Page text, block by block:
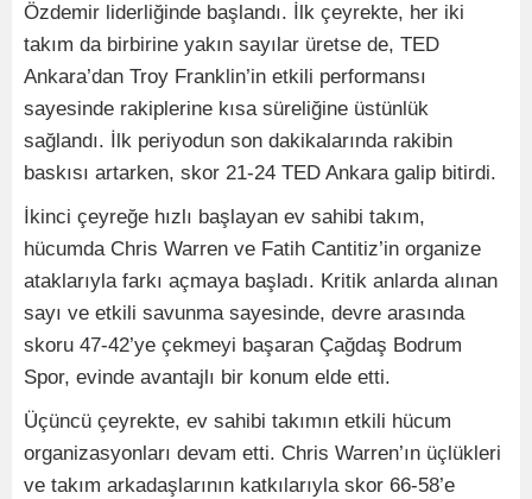
Özdemir liderliğinde başlandı. İlk çeyrekte, her iki
takım da birbirine yakın sayılar üretse de, TED
Ankara’dan Troy Franklin’in etkili performansı
sayesinde rakiplerine kısa süreliğine üstünlük
sağlandı. İlk periyodun son dakikalarında rakibin
baskısı artarken, skor 21-24 TED Ankara galip bitirdi.
İkinci çeyreğe hızlı başlayan ev sahibi takım,
hücumda Chris Warren ve Fatih Cantitiz’in organize
ataklarıyla farkı açmaya başladı. Kritik anlarda alınan
sayı ve etkili savunma sayesinde, devre arasında
skoru 47-42’ye çekmeyi başaran Çağdaş Bodrum
Spor, evinde avantajlı bir konum elde etti.
Üçüncü çeyrekte, ev sahibi takımın etkili hücum
organizasyonları devam etti. Chris Warren’ın üçlükleri
ve takım arkadaşlarının katkılarıyla skor 66-58’e